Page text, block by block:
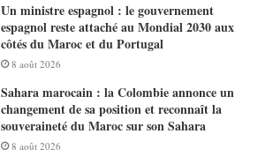
Un ministre espagnol : le gouvernement
espagnol reste attaché au Mondial 2030 aux
côtés du Maroc et du Portugal
8 août 2026
Sahara marocain : la Colombie annonce un
changement de sa position et reconnaît la
souveraineté du Maroc sur son Sahara
8 août 2026